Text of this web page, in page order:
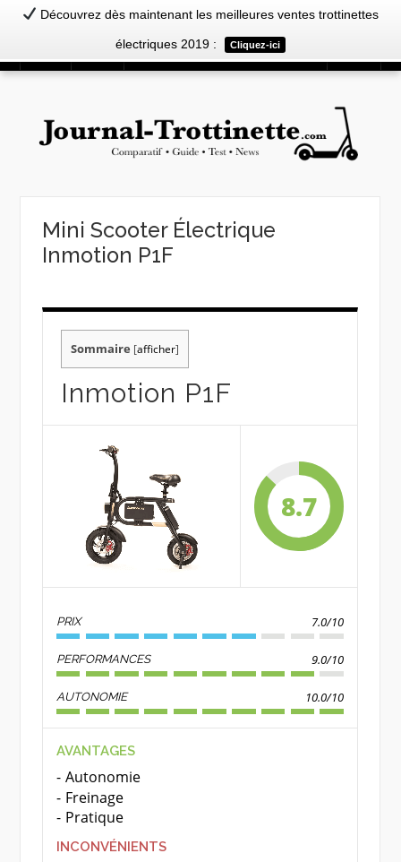
Découvrez dès maintenant les meilleures ventes trottinettes
électriques 2019 : Cliquez-ici
au
contenu
Mini Scooter Électrique
Inmotion P1F
Sommaire [afficher]
Inmotion P1F
8.7
PRIX 7.0/10
PERFORMANCES 9.0/10
AUTONOMIE 10.0/10
AVANTAGES
Autonomie
Freinage
Pratique
INCONVÉNIENTS